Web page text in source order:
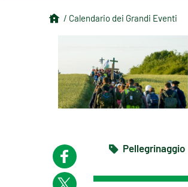
/ Calendario dei Grandi Eventi
Pellegrinaggio